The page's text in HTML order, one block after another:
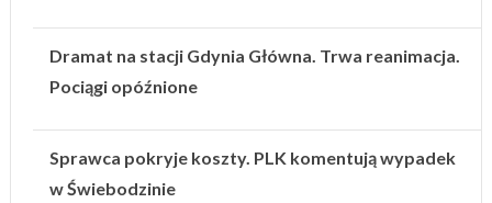
Dramat na stacji Gdynia Główna. Trwa reanimacja.
Pociągi opóźnione
Sprawca pokryje koszty. PLK komentują wypadek
w Świebodzinie